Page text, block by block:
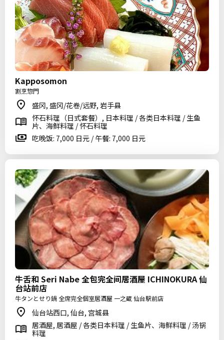
Kapposomon
割烹惣門
盛冈, 盛冈/花卷/远野, 岩手县
怀石料理（日式套餐）, 日本料理 / 各类日本料理 / 生鱼
片、海鲜料理 / 怀石料理
吃晚饭: 7,000 日元 / 午餐: 7,000 日元
牛舌和 Seri Nabe 全包完全间居酒屋 ICHINOKURA 仙
台站前店
牛タンとせり鍋 全席完全個室居酒屋 一之蔵 仙台駅前店
仙台站西口, 仙台, 宫城县
居酒屋, 居酒屋 / 各类日本料理 / 生鱼片、海鲜料理 / 汤锅
料理